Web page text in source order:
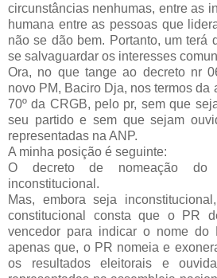
circunstâncias nenhumas, entre as
humana entre as pessoas que
não se dão bem. Portanto, um terá
se salvaguardar os interesses
Ora, no que tange ao decreto nr
novo PM, Baciro Dja, nos termos da
70º da CRGB, pelo pr, sem que
seu partido e sem que sejam
representadas na ANP.
A minha posição é seguinte:
O decreto de nomeação do
inconstitucional.
Mas, embora seja
constitucional consta que o PR
vencedor para indicar o nome do
apenas que, o PR nomeia e
os resultados eleitorais e